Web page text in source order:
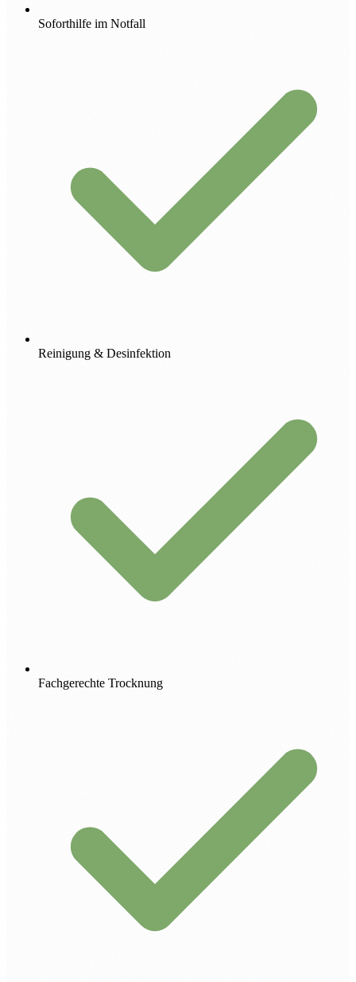
Soforthilfe im Notfall
Reinigung & Desinfektion
Fachgerechte Trocknung